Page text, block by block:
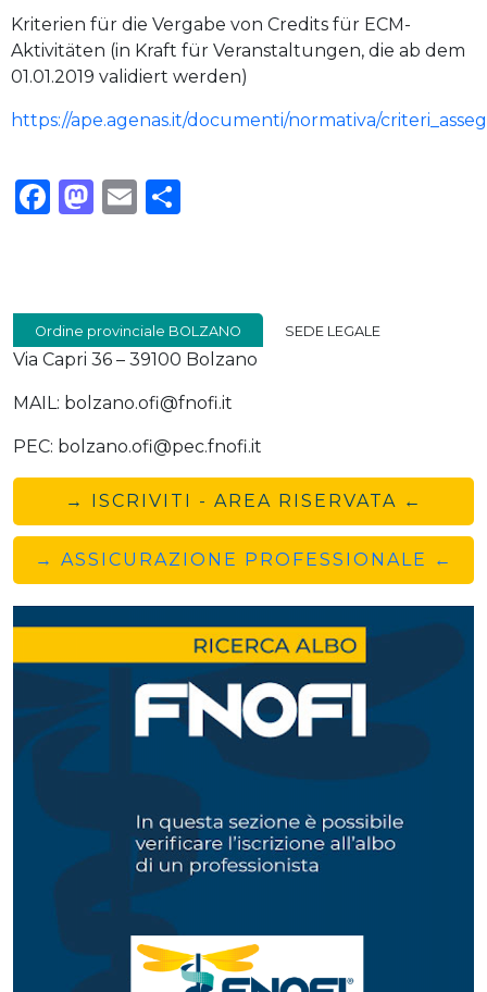
Kriterien für die Vergabe von Credits für ECM-
Aktivitäten (in Kraft für Veranstaltungen, die ab dem
01.01.2019 validiert werden)
https://ape.agenas.it/documenti/normativa/
Facebook
Mastodon
Email
Ordine provinciale BOLZANO SEDE LEGALE
Via Capri 36 – 39100 Bolzano
MAIL: bolzano.ofi@fnofi.it
PEC: bolzano.ofi@pec.fnofi.it
→ ISCRIVITI - AREA RISERVATA ←
→ ASSICURAZIONE PROFESSIONALE ←